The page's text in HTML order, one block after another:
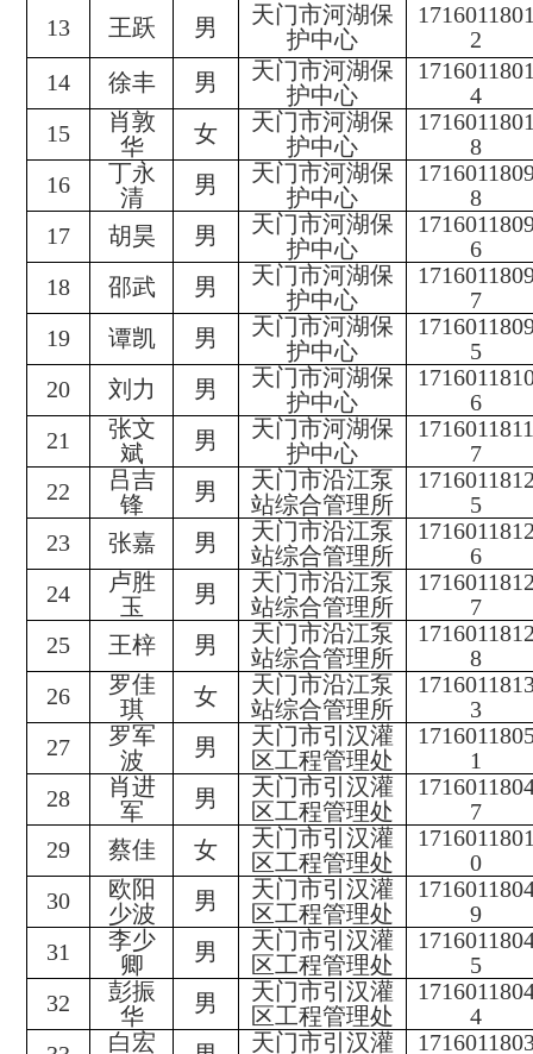
13
王跃 男
天门市河湖保
护中心
2
14
徐丰 男
天门市河湖保
护中心
4
15
肖敦
华
女
天门市河湖保
护中心
8
16
丁永
清
男
天门市河湖保
护中心
8
17
胡昊 男
天门市河湖保
护中心
6
18
邵武 男
天门市河湖保
护中心
7
19
谭凯 男
天门市河湖保
护中心
17160118
5
20
刘力 男
天门市河湖保
护中心
6
21
张文
斌
男
天门市河湖保
护中心
1716011811
7
22
吕吉
锋
男
天门市沿江泵
站综合管理所
5
23
张嘉 男
天门市沿江泵
站综合管理所
6
24
卢胜
玉
男
天门市沿江泵
站综合管理所
7
25
王梓 男
天门市沿江泵
站综合管理所
8
26
罗佳
琪
女
天门市沿江泵
站综合管理所
3
27
罗军
波
男
天门市引汉灌
区工程管理处
1
28
肖进
军
男
天门市引汉灌
区工程管理处
7
29
蔡佳 女
天门市引汉灌
区工程管理处
0
30
欧阳
少波
男
天门市引汉灌
区工程管理处
9
31
李少
卿
男
天门市引汉灌
区工程管理处
5
32
彭振
华
男
天门市引汉灌
区工程管理处
4
白宏 天门市引汉灌